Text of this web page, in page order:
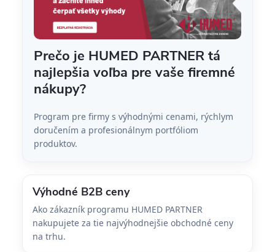
Prečo je HUMED PARTNER tá
najlepšia voľba pre vaše firemné
nákupy?
Program pre firmy s výhodnými cenami, rýchlym
doručením a profesionálnym portfóliom
produktov.
Výhodné B2B ceny
Ako zákazník programu HUMED PARTNER
nakupujete za tie najvýhodnejšie obchodné ceny
na trhu.